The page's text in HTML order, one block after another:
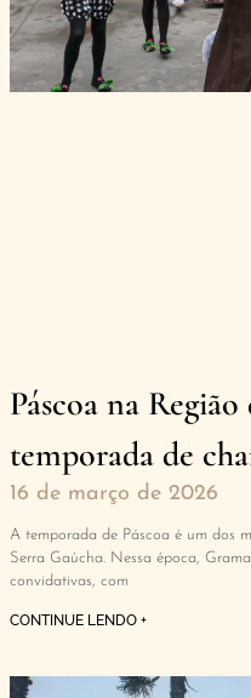
Páscoa na
temporada de
16 de março de 2026
A temporada de Páscoa é um dos
Serra Gaúcha. Nessa época,
convidativas, com
CONTINUE LENDO +